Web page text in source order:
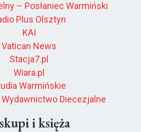
– Posłaniec Warmiński
Plus Olsztyn
KAI
Vatican News
Stacja7.pl
Wiara.pl
Warmińskie
Diecezjalne
i księża